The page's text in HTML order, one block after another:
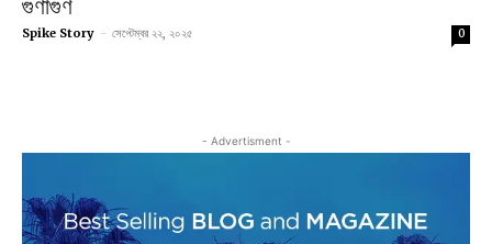
Spike Story - সেপ্টেম্বর ২২, ২০২৫ 0
- Advertisment -